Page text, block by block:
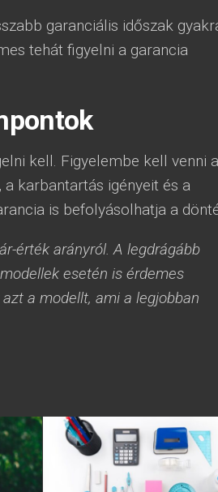
garanciális időszak
tehát figyelni a garancia
kell. Figyelembe kell venni a
karbantartás igényeit és a
is befolyásolhatja a
érték arányról. A legdrágább
esetén is érdemes
a modellt, ami a legjobban